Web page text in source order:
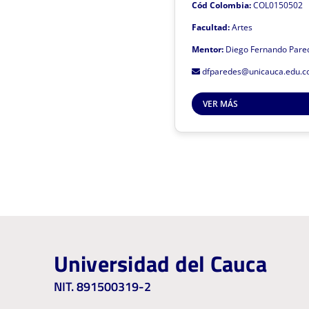
Cód Colombia:COL0150502
Facultad:Artes
Mentor:Diego Fernando
VER MÁS
Recuperación y visibilización
Universidad del Cauca
NIT. 891500319-2